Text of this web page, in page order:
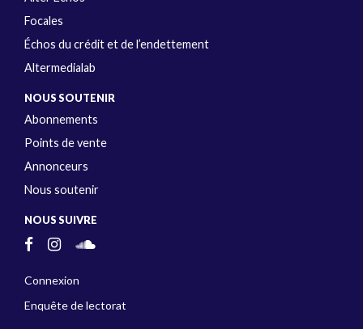
Focales
Échos du crédit et de l’endettement
Altermedialab
NOUS SOUTENIR
Abonnements
Points de vente
Annonceurs
Nous soutenir
NOUS SUIVRE
Connexion
Enquête de lectorat